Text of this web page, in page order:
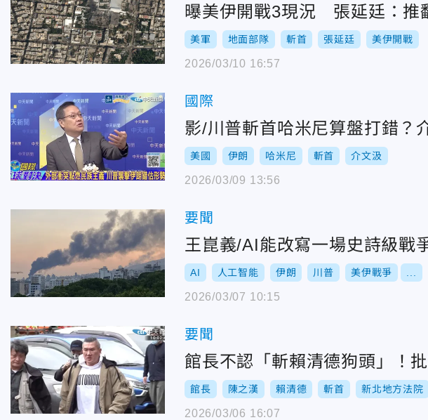
曝美伊開戰3現況 張延廷：推
美軍 地面部隊 斬首 張延廷 美伊開戰
2026/03/10 16:57
國際
影/川普斬首哈米尼算盤打錯？
美國 伊朗 哈米尼 斬首 介文汲
2026/03/09 13:56
要聞
王崑義/AI能改寫一場史詩級戰
AI 人工智能 伊朗 川普 美伊戰爭
2026/03/07 10:15
要聞
館長不認「斬賴清德狗頭」！
館長 陳之漢 賴清德 斬首 新北地方法院
2026/03/06 16:07